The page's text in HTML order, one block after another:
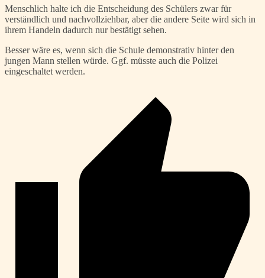
Menschlich halte ich die Entscheidung des Schülers zwar für
verständlich und nachvollziehbar, aber die andere Seite wird sich in
ihrem Handeln dadurch nur bestätigt sehen.
Besser wäre es, wenn sich die Schule demonstrativ hinter den
jungen Mann stellen würde. Ggf. müsste auch die Polizei
eingeschaltet werden.